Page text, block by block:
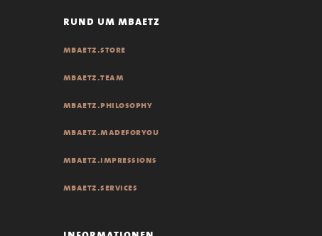
rund um mbaetz
mbaetz.store
mbaetz.team
mbaetz.philosophy
mbaetz.madeforyou
mbaetz.impressions
mbaetz.services